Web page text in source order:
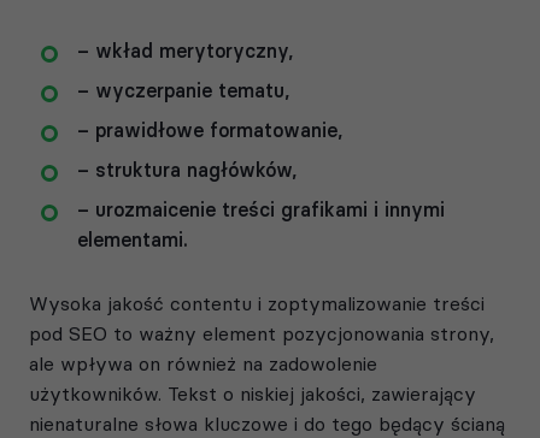
– wkład merytoryczny,
– wyczerpanie tematu,
– prawidłowe formatowanie,
– struktura nagłówków,
– urozmaicenie treści grafikami i innymi
elementami.
Wysoka jakość contentu i zoptymalizowanie treści
pod SEO to ważny element pozycjonowania strony,
ale wpływa on również na zadowolenie
użytkowników. Tekst o niskiej jakości, zawierający
nienaturalne słowa kluczowe i do tego będący ścianą